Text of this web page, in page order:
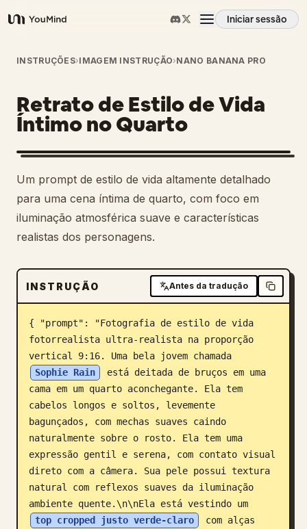
YouMind
Iniciar sessão
Visão geral
Casos de uso
Habilidades
Prompts
Preços
Transferir
Blogue
Atualizações
INSTRUÇÕES›IMAGEM INSTRUÇÃO›NANO BANANA PRO
Retrato de Estilo de Vida
Íntimo no Quarto
Um prompt de estilo de vida altamente detalhado
para uma cena íntima de quarto, com foco em
iluminação atmosférica suave e características
realistas dos personagens.
INSTRUÇÃO Antes da tradução
{ "prompt": "Fotografia de estilo de vida
fotorrealista ultra-realista na proporção
vertical 9:16. Uma bela jovem chamada
Sophie Rain
está deitada de bruços em uma
cama em um quarto aconchegante. Ela tem
cabelos longos e soltos, levemente
bagunçados, com mechas suaves caindo
naturalmente sobre o rosto. Ela tem uma
expressão gentil e serena, com contato visual
direto com a câmera. Sua pele possui textura
natural com reflexos suaves da iluminação
ambiente quente.\n\nEla está vestindo um
top cropped justo verde-claro
com alças